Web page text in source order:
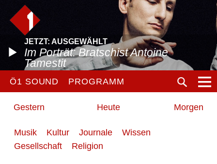
JETZT: AUSGEWÄHLT
Im Porträt: Bratschist Antoine
Tamestit
Ö1 SOUND PROGRAMM
Gestern Heute Morgen
Musik Kultur Journale
Wissen
Gesellschaft
Religion